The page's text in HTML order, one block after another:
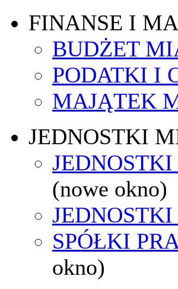
FINANSE I
BUDŻET
PODATKI I
MAJĄTEK
JEDNOSTKI
(nowe okno)
SPÓŁKI
okno)